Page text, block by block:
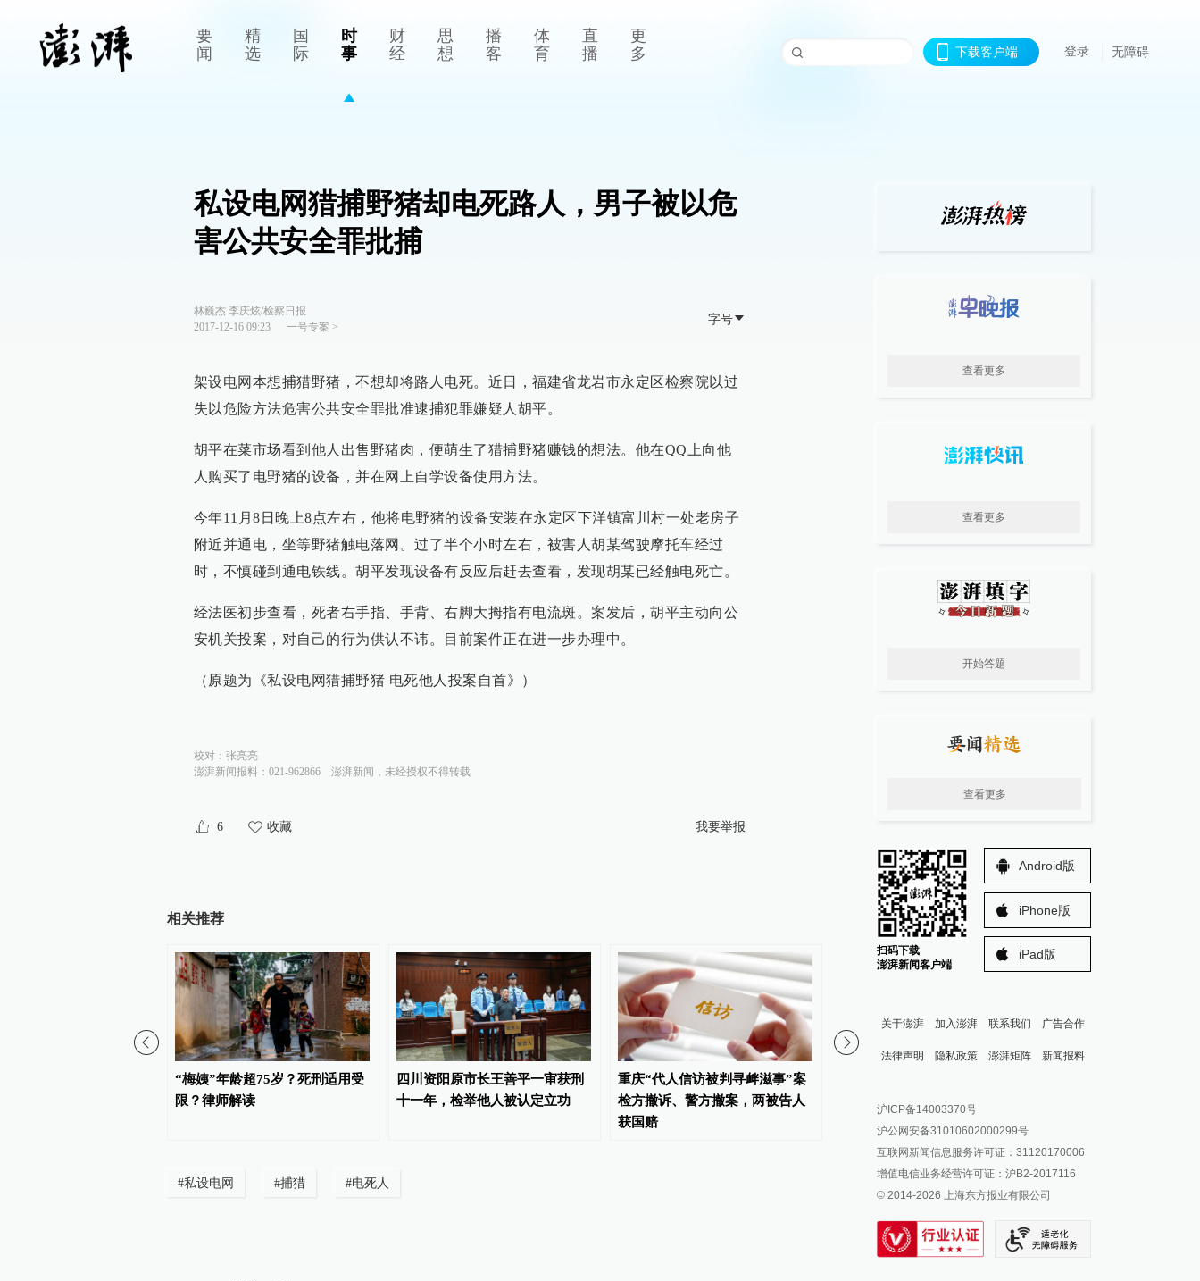
要
闻
精
选
国
际
时
事
财
经
思
想
播
客
体
育
直
播
更
多
下载客户端 登录 无障碍
私设电网猎捕野猪却电死路人，男子被以危
害公共安全罪批捕
林巍杰 李庆炫/检察日报
2017-12-16 09:23
一号专案 >
字号
架设电网本想捕猎野猪，不想却将路人电死。近日，福建省龙岩市永定区检察院以过
失以危险方法危害公共安全罪批准逮捕犯罪嫌疑人胡平。
胡平在菜市场看到他人出售野猪肉，便萌生了猎捕野猪赚钱的想法。他在QQ上向他
人购买了电野猪的设备，并在网上自学设备使用方法。
今年11月8日晚上8点左右，他将电野猪的设备安装在永定区下洋镇富川村一处老房子
附近并通电，坐等野猪触电落网。过了半个小时左右，被害人胡某驾驶摩托车经过
时，不慎碰到通电铁线。胡平发现设备有反应后赶去查看，发现胡某已经触电死亡。
经法医初步查看，死者右手指、手背、右脚大拇指有电流斑。案发后，胡平主动向公
安机关投案，对自己的行为供认不讳。目前案件正在进一步办理中。
（原题为《私设电网猎捕野猪 电死他人投案自首》）
校对： 张亮亮
澎湃新闻报料：021-962866
澎湃新闻，未经授权不得转载
6 收藏 我要举报
相关推荐
“梅姨”年龄超75岁？死刑适用受
限？律师解读
四川资阳原市长王善平一审获刑
十一年，检举他人被认定立功
重庆“代人信访被判寻衅滋事”案
检方撤诉、警方撤案，两被告人
获国赔
#私设电网 #捕猎 #电死人
查看更多
查看更多
开始答题
查看更多
扫码下载
澎湃新闻客户端
Android版
iPhone版
iPad版
关于澎湃 加入澎湃 联系我们 广告合作
法律声明 隐私政策 澎湃矩阵
澎湃新闻公众号
澎湃新闻抖音号
派生万物开放平台
IP SHANGHAI
SIXTH TONE
新闻报料
报料邮箱: news@thepaper.cn
沪ICP备14003370号
沪公网安备31010602000299号
互联网新闻信息服务许可证：31120170006
增值电信业务经营许可证：沪B2-2017116
© 2014-2026 上海东方报业有限公司